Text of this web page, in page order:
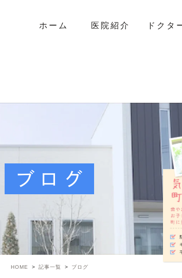
ホーム 医院紹介 ドクタ
ブログ
HOME 記事一覧 ブログ